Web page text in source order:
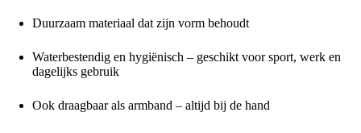
Duurzaam materiaal dat zijn vorm behoudt
Waterbestendig en hygiënisch – geschikt voor sport, werk en
dagelijks gebruik
Ook draagbaar als armband – altijd bij de hand